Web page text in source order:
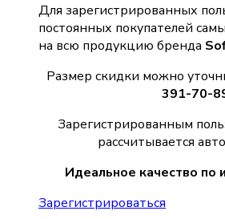
Для зарегистрированных
постоянных покупателей
на всю продукцию бренда
Размер скидки можно
391-70-
Зарегистрированным
рассчитывается
Идеальное качество по
Зарегистрироваться